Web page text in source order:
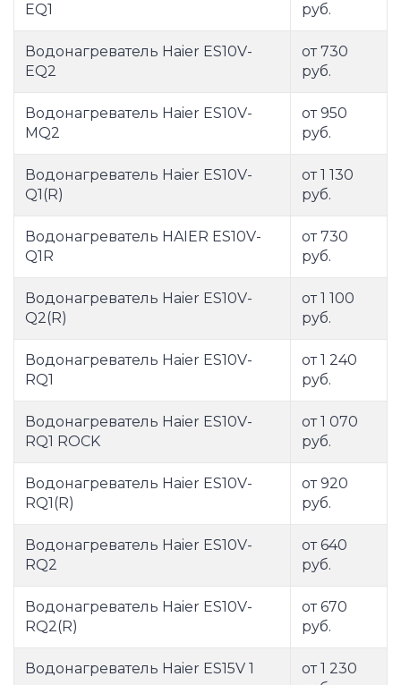
EQ1
руб.
Водонагреватель Haier ES10V-
EQ2
от 730
руб.
Водонагреватель Haier ES10V-
MQ2
от 950
руб.
Водонагреватель Haier ES10V-
Q1(R)
от 1 130
руб.
Водонагреватель HAIER ES10V-
Q1R
от 730
руб.
Водонагреватель Haier ES10V-
Q2(R)
от 1 100
руб.
Водонагреватель Haier ES10V-
RQ1
от 1 240
руб.
Водонагреватель Haier ES10V-
RQ1 ROCK
от 1 070
руб.
Водонагреватель Haier ES10V-
RQ1(R)
от 920
руб.
Водонагреватель Haier ES10V-
RQ2
от 640
руб.
Водонагреватель Haier ES10V-
RQ2(R)
от 670
руб.
Водонагреватель Haier ES15V 1
от 1 230